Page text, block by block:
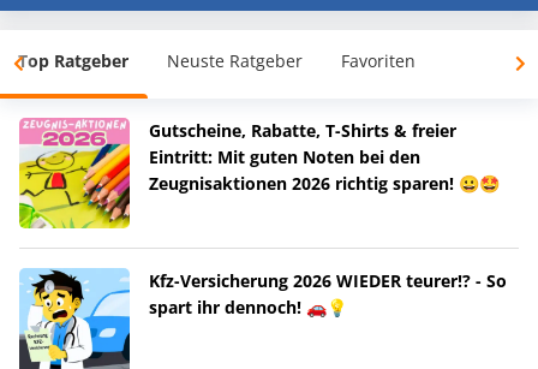
Top Ratgeber Neuste Ratgeber Favoriten
Gutscheine, Rabatte, T-Shirts & freier
Eintritt: Mit guten Noten bei den
Zeugnisaktionen 2026 richtig sparen! 😀🤩
Kfz-Versicherung 2026 WIEDER teurer!? - So
spart ihr dennoch! 🚗💡